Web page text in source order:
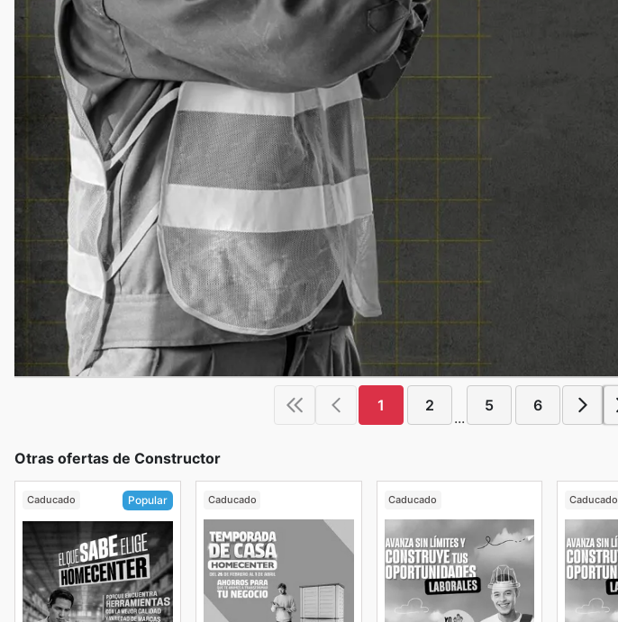
1 2
...
5 6
Otras ofertas de Constructor
Caducado Popular Caducado Caducado Caducado